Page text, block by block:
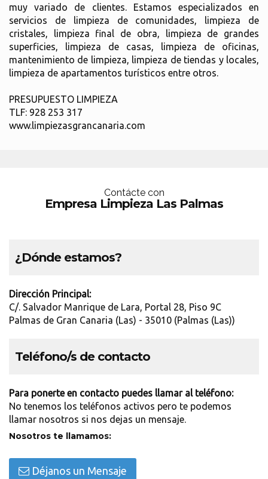
muy variado de clientes. Estamos especializados en
servicios de limpieza de comunidades, limpieza de
cristales, limpieza final de obra, limpieza de grandes
superficies, limpieza de casas, limpieza de oficinas,
mantenimiento de limpieza, limpieza de tiendas y locales,
limpieza de apartamentos turísticos entre otros.
PRESUPUESTO LIMPIEZA
TLF: 928 253 317
www.limpiezasgrancanaria.com
Contácte con
Empresa Limpieza Las Palmas
¿Dónde estamos?
Dirección Principal:
C/. Salvador Manrique de Lara, Portal 28, Piso 9C
Palmas de Gran Canaria (Las) - 35010 (Palmas (Las))
Teléfono/s de contacto
Para ponerte en contacto puedes llamar al teléfono:
No tenemos los teléfonos activos pero te podemos
llamar nosotros si nos dejas un mensaje.
Nosotros te llamamos:
Déjanos un Mensaje